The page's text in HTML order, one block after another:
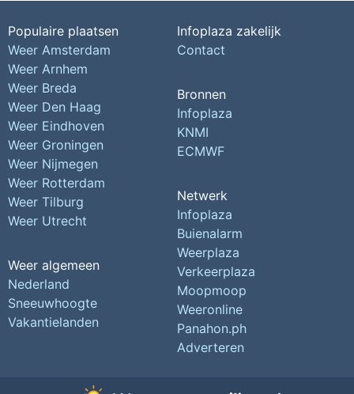
Populaire plaatsen
Weer Amsterdam
Weer Arnhem
Weer Breda
Weer Den Haag
Weer Eindhoven
Weer Groningen
Weer Nijmegen
Weer Rotterdam
Weer Tilburg
Weer Utrecht
Weer algemeen
Nederland
Sneeuwhoogte
Vakantielanden
Infoplaza zakelijk
Contact
Bronnen
Infoplaza
KNMI
ECMWF
Netwerk
Infoplaza
Buienalarm
Weerplaza
Verkeerplaza
Moopmoop
Weeronline
Panahon.ph
Adverteren